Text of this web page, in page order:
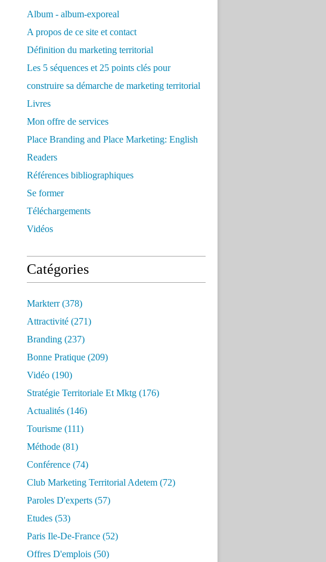
Album - album-exporeal
A propos de ce site et contact
Définition du marketing territorial
Les 5 séquences et 25 points clés pour
construire sa démarche de marketing territorial
Livres
Mon offre de services
Place Branding and Place Marketing: English
Readers
Références bibliographiques
Se former
Téléchargements
Vidéos
Catégories
Markterr(378)
Attractivité (271)
Branding (237)
Bonne Pratique (209)
Vidéo (190)
Stratégie Territoriale Et Mktg (176)
Actualités (146)
Tourisme (111)
Méthode (81)
Conférence (74)
Club Marketing Territorial Adetem (72)
Paroles D'experts (57)
Etudes (53)
Paris Ile-De-France (52)
Offres D'emplois (50)